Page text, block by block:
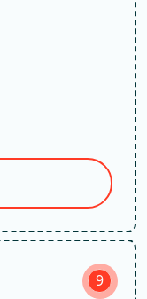
9